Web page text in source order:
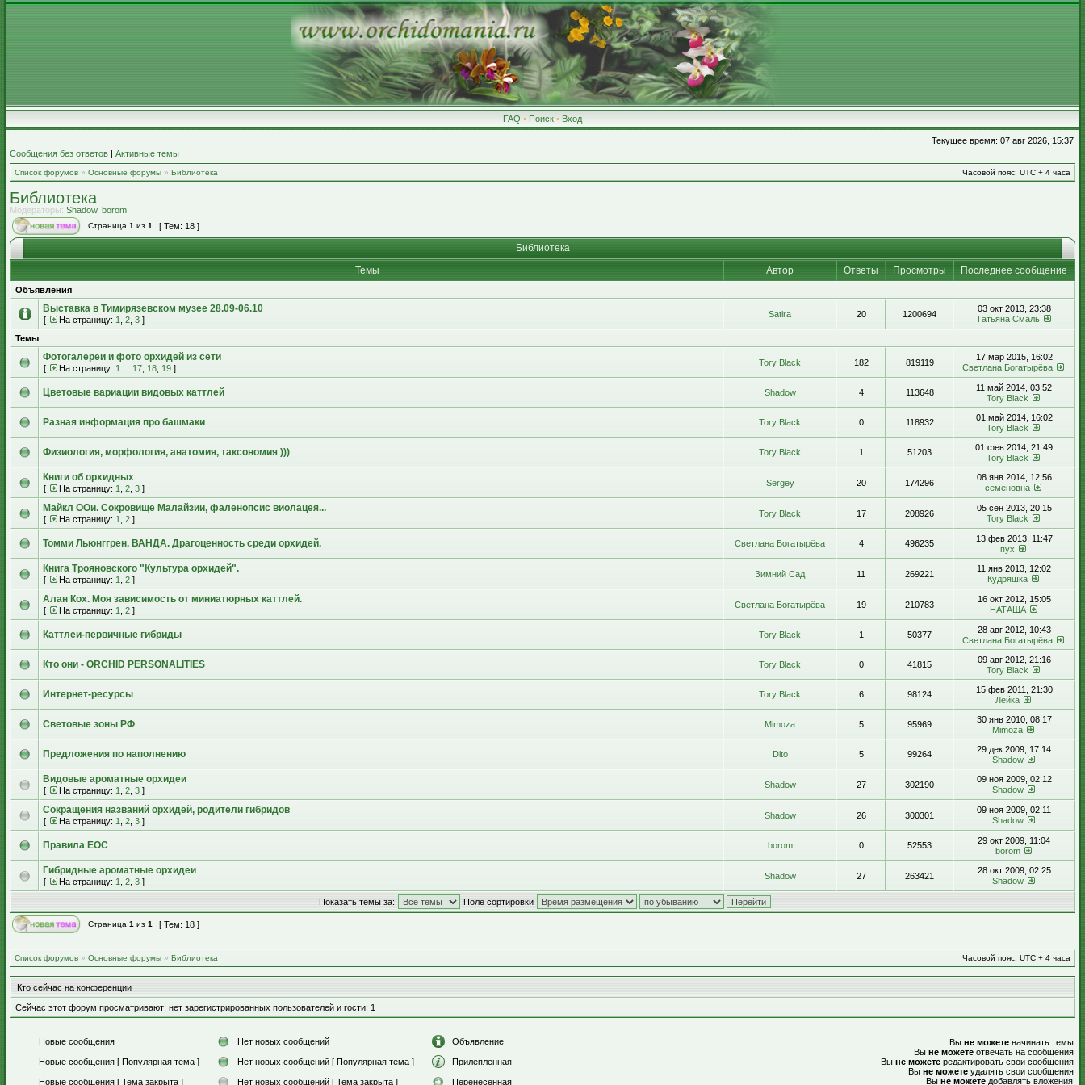
FAQ • Поиск • Вход
Текущее время: 07 авг 2026, 15:37
Сообщения без ответов | Активные темы
Список форумов » Основные форумы » Библиотека Часовой пояс: UTC + 4 часа
Библиотека
Модераторы: Shadow, borom
Страница 1 из 1 [ Тем: 18 ]
Библиотека
Темы
Автор Ответы Просмотры Последнее сообщение
Объявления
Выставка в Тимирязевском музее 28.09-06.10
[ На страницу: 1 2 3 ]
Satira 20 1200694
03 окт 2013, 23:38
Татьяна Смаль
Темы
Фотогалереи и фото орхидей из сети
[ На страницу: 1 17 18 19 ]
Tory Black 182 819119
17 мар 2015, 16:02
Светлана Богатырёва
Цветовые вариации видовых каттлей Shadow 4 113648
11 май 2014, 03:52
Tory Black
Разная информация про башмаки Tory Black 0 118932
01 май 2014, 16:02
Tory Black
Физиология, морфология, анатомия, таксономия ))) Tory Black 1 51203
01 фев 2014, 21:49
Tory Black
Книги об орхидных
[ На страницу: 1 2 3 ]
Sergey 20 174296
08 янв 2014, 12:56
семеновна
Майкл ООи. Сокровище Малайзии, фаленопсис виолацея...
[ На страницу: 1 2 ]
Tory Black 17 208926
05 сен 2013, 20:15
Tory Black
Томми Льюнггрен. ВАНДА. Драгоценность среди орхидей. Светлана Богатырёва 4 496235
13 фев 2013, 11:47
пух
Книга Трояновского "Культура орхидей".
[ На страницу: 1 2 ]
Зимний Сад 11 269221
11 янв 2013, 12:02
Кудряшка
Алан Кох. Моя зависимость от миниатюрных каттлей.
[ На страницу: 1 2 ]
Светлана Богатырёва 19 210783
16 окт 2012, 15:05
НАТАША
Каттлеи-первичные гибриды Tory Black 1 50377
28 авг 2012, 10:43
Светлана Богатырёва
Кто они - ORCHID PERSONALITIES Tory Black 0 41815
09 авг 2012, 21:16
Tory Black
Интернет-ресурсы Tory Black 6 98124
15 фев 2011, 21:30
Лейка
Световые зоны РФ Mimoza 5 95969
30 янв 2010, 08:17
Mimoza
Предложения по наполнению Dito 5 99264
29 дек 2009, 17:14
Shadow
Видовые ароматные орхидеи
[ На страницу: 1 2 3 ]
Shadow 27 302190
09 ноя 2009, 02:12
Shadow
Сокращения названий орхидей, родители гибридов
[ На страницу: 1 2 3 ]
Shadow 26 300301
09 ноя 2009, 02:11
Shadow
Правила EOC borom 0 52553
29 окт 2009, 11:04
borom
Гибридные ароматные орхидеи
[ На страницу: 1 2 3 ]
Shadow 27 263421
28 окт 2009, 02:25
Shadow
Показать темы за: Поле сортировки
Страница 1 из 1 [ Тем: 18 ]
Список форумов » Основные форумы » Библиотека Часовой пояс: UTC + 4 часа
Кто сейчас на конференции
Сейчас этот форум просматривают: нет зарегистрированных пользователей и гости: 1
Новые сообщения Нет новых сообщений Объявление
Новые сообщения [ Популярная тема ] Нет новых сообщений [ Популярная тема ] Прилепленная
Новые сообщения [ Тема закрыта ] Нет новых сообщений [ Тема закрыта ] Перенесённая
Вы не можете начинать темы
Вы не можете отвечать на сообщения
Вы не можете редактировать свои сообщения
Вы не можете удалять свои сообщения
Вы не можете добавлять вложения